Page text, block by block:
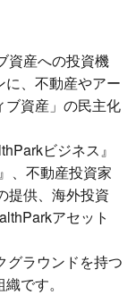
資産への投資機
、不動産やアー
ブ資産」の民主化
ビジネス』
、不動産投資家
提供、海外投資
アセット
グラウンドを持つ
です。